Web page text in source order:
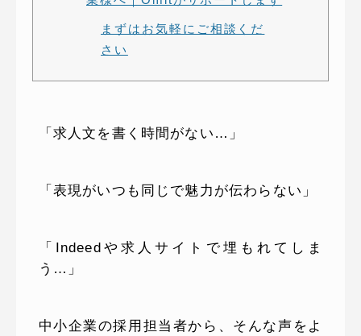
まずはお気軽にご相談くだ
さい
「求人文を書く時間がない…」
「表現がいつも同じで魅力が伝わらない」
「Indeedや求人サイトで埋もれてしま
う…」
中小企業の採用担当者から、そんな声をよ